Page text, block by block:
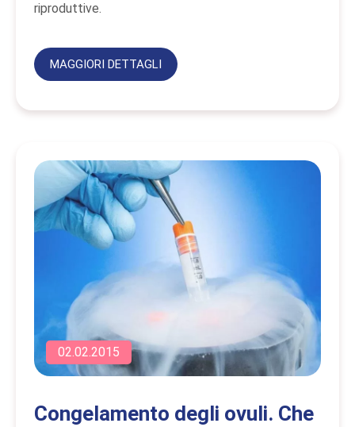
riproduttive.
MAGGIORI DETTAGLI
02.02.2015
Congelamento degli ovuli. Che